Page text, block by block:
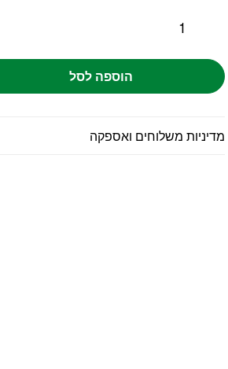
הוספה לסל
מדיניות משלוחים ואספקה